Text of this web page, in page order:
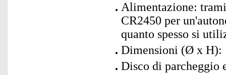
Alimentazione:
CR2450 per
quanto spesso si
Dimensioni (Ø x H):
Disco di parcheggio